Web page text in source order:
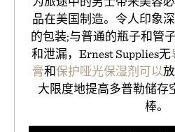
品在美国制造。令人印象
的包装;与普通的瓶子和管
和泄漏，Ernest Supplies无
膏和保护哑光保湿剂可以
大限度地提高多普勒储存
棒。